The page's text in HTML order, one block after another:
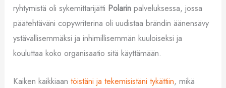
ryhtymistä oli sykemittarijätti Polarinpalveluksessa, jossa
päätehtäväni copywriterina oli uudistaa brändin äänensävy
ystävällisemmäksi ja inhimillisemmän kuuloiseksi ja
kouluttaa koko organisaatio sitä käyttämään.
Kaiken kaikkiaantöistäni ja tekemisistäni tykättiin, mikä